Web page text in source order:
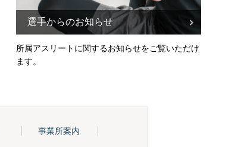
選手からのお知らせ
所属アスリートに関するお知らせをご覧いただけ
ます。
事業所案内